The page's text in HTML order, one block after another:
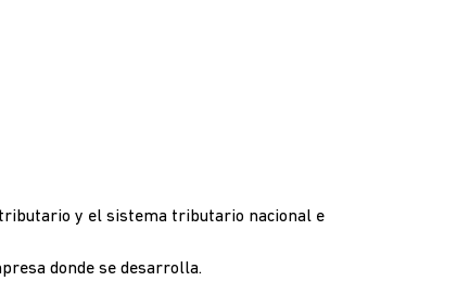
y el sistema tributario nacional e
donde se desarrolla.